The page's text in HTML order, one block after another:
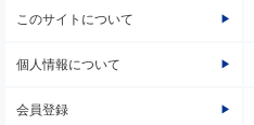
このサイトについて
個人情報について
会員登録